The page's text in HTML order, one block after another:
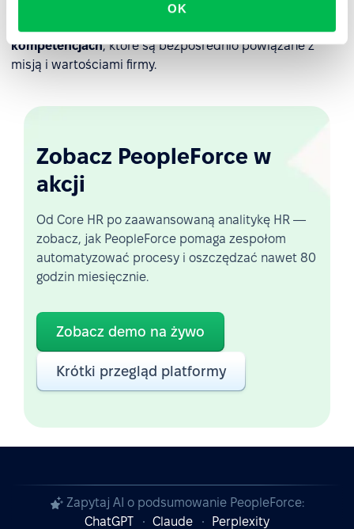
OK
oszczędne. Zamiast śledzić 30 różnych zachowań,
najlepsze zespoły HR skupiają się na
kompetencjach, które są bezpośrednio powiązane z
misją i wartościami firmy.
Zobacz PeopleForce w
akcji
Od Core HR po zaawansowaną analitykę HR —
zobacz, jak PeopleForce pomaga zespołom
automatyzować procesy i oszczędzać nawet 80
godzin miesięcznie.
Zobacz demo na żywo
Krótki przegląd platformy
Zapytaj AI o podsumowanie PeopleForce:
ChatGPT
Claude Perplexity